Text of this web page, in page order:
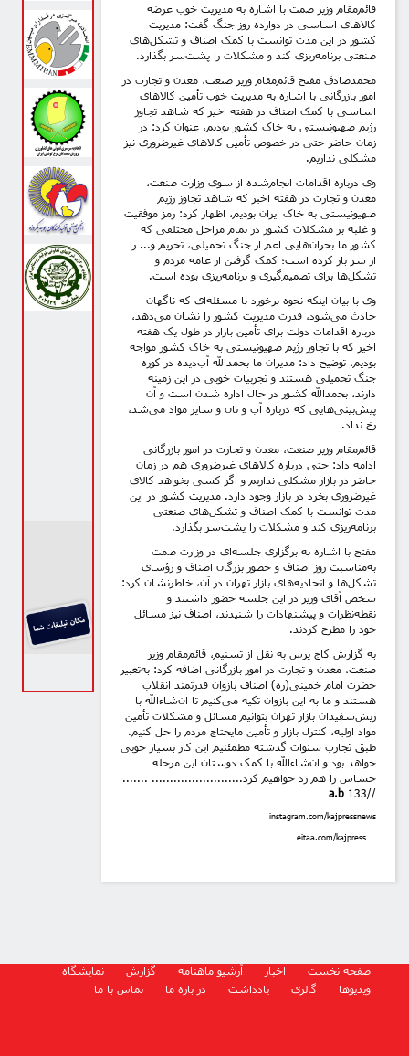
قائم‌مقام وزیر صمت با اشاره به مدیریت خوب عرضه
کالاهای اساسی در دوازده روز جنگ گفت: مدیریت
کشور در این مدت توانست با کمک اصناف و تشکل‌های
صنعتی برنامه‌ریزی کند و مشکلات را پشت‌سر بگذارد.
محمدصادق مفتح قائم‌مقام وزیر صنعت، معدن و تجارت در
امور بازرگانی با اشاره به مدیریت خوب تأمین کالا‌های
اساسی با کمک اصناف در هفته اخیر که شاهد تجاوز
رژیم صهیونیستی به خاک کشور بودیم، عنوان کرد: در
زمان حاضر حتی در خصوص تأمین کالاهای غیرضروری نیز
مشکلی نداریم.
وی درباره اقدامات انجام‌شده از سوی وزارت صنعت،
معدن و تجارت در هفته اخیر که شاهد تجاوز رژیم
صهیونیستی به خاک ایران بودیم، اظهار کرد: رمز موفقیت
و غلبه بر مشکلات کشور در تمام مراحل مختلفی که
کشور ما بحران‌هایی اعم از جنگ تحمیلی، تحریم و... را
از سر باز کرده است؛ کمک گرفتن از عامه مردم و
تشکل‌ها برای تصمیم‌گیری و برنامه‌ریزی بوده است.
وی با بیان اینکه نحوه برخورد با مسئله‌ای که ناگهان
حادث می‌شود، قدرت مدیریت کشور را نشان می‌دهد،
درباره اقدامات دولت برای تأمین بازار در طول یک هفته
اخیر که با تجاوز رژیم صهیونیستی به خاک کشور مواجه
بودیم، توضیح داد: مدیران ما بحمدالله آب‌دیده در کوره
جنگ تحمیلی هستند و تجربیات خوبی در این زمینه
دارند، بحمدالله کشور در حال اداره شدن است و آن
پیش‌بینی‌هایی که درباره آب و نان و سایر مواد می‌شد،
رخ نداد.
قائم‌مقام وزیر صنعت، معدن و تجارت در امور بازرگانی
ادامه داد: حتی درباره کالاهای غیرضروری هم در زمان
حاضر در بازار مشکلی نداریم و اگر کسی بخواهد کالای
غیرضروری بخرد در بازار وجود دارد. مدیریت کشور در این
مدت توانست با کمک اصناف و تشکل‌های صنعتی
برنامه‌ریزی کند و مشکلات را پشت‌سر بگذارد.
مفتح با اشاره به برگزاری جلسه‌ای در وزارت صمت
به‌مناسبت روز اصناف و حضور بزرگان اصناف و رؤسای
تشکل‌ها و اتحادیه‌های بازار تهران در آن، خاطرنشان کرد:
شخص آقای وزیر در این جلسه حضور داشتند و
نقطه‌نظرات و پیشنهادات را شنیدند، اصناف نیز مسائل
خود را مطرح کردند.
به گزارش کاج پرس به نقل از تسنیم، قائم‌مقام وزیر
صنعت، معدن و تجارت در امور بازرگانی اضافه کرد: به‌تعبیر
حضرت امام خمینی(ره) اصناف بازوان قدرتمند انقلاب
هستند و ما به این بازوان تکیه می‌کنیم تا ان‌شاءالله با
ریش‌سفیدان بازار تهران بتوانیم مسائل و مشکلات تأمین
مواد اولیه، کنترل بازار و تأمین مایحتاج مردم را حل کنیم.
طبق تجارب سنوات گذشته مطمئنیم این کار بسیار خوبی
خواهد بود و ان‌شاءالله با کمک دوستان این مرحله
حساس را هم رد خواهیم کرد......................... .......
//
133
a.b
instagram.com/kajpressnews
eitaa.com/kajpress
صفحه نخست اخبار آرشیو ماهنامه گزارش
نمایشگاه
ویدیوها
گالری یادداشت در باره ما تماس با ما